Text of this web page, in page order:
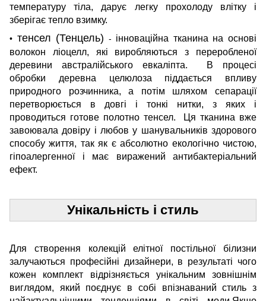
температуру тіла, дарує легку прохолоду влітку і
зберігає тепло взимку.
• тенсел (Тенцель) - інноваційна тканина на основі
волокон ліоцелл, які виробляються з переробленої
деревини австралійського евкаліпта. В процесі
обробки деревна целюлоза піддається впливу
природного розчинника, а потім шляхом сепарації
перетворюється в довгі і тонкі нитки, з яких і
проводиться готове полотно тенсел. Ця тканина вже
завоювала довіру і любов у шанувальників здорового
способу життя, так як є абсолютно екологічно чистою,
гіпоалергенної і має виражений антибактеріальний
ефект.
Унікальність і стиль
Для створення колекцій елітної постільної білизни
залучаються професійні дизайнери, в результаті чого
кожен комплект відрізняється унікальним зовнішнім
виглядом, який поєднує в собі впізнаваний стиль з